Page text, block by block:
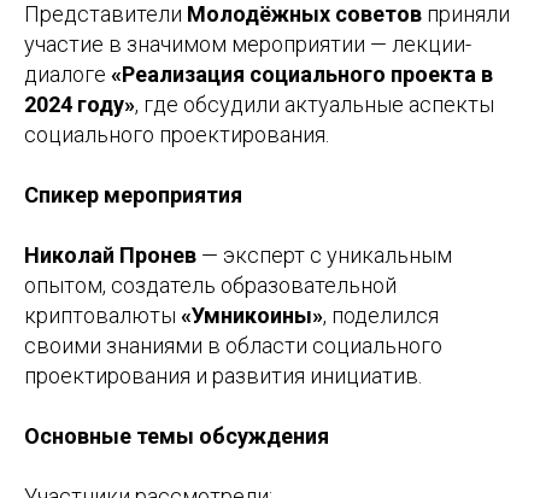
Представители Молодёжных советов приняли
участие в значимом мероприятии — лекции-
диалоге «Реализация социального проекта в
2024 году», где обсудили актуальные аспекты
социального проектирования.
Спикер мероприятия
Николай Пронев — эксперт с уникальным
опытом, создатель образовательной
криптовалюты «Умникоины», поделился
своими знаниями в области социального
проектирования и развития инициатив.
Основные темы обсуждения